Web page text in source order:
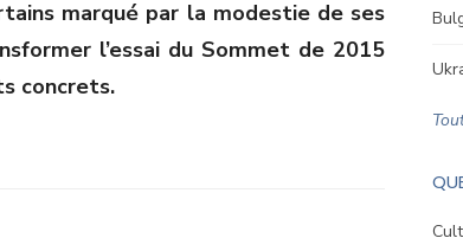
marqué par la modestie de ses
l’essai du Sommet de 2015
concrets.